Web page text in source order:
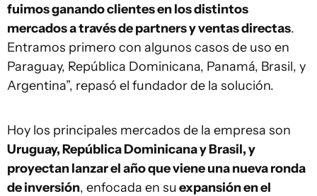
fuimos ganando clientes en los distintos
mercados a través de partners y ventas directas.
Entramos primero con algunos casos de uso en
Paraguay, República Dominicana, Panamá, Brasil, y
Argentina”, repasó el fundador de la solución.
Hoy los principales mercados de la empresa son
Uruguay, República Dominicana y Brasil, y
proyectan lanzar el año que viene una nueva ronda
de inversión, enfocada en suexpansión en el